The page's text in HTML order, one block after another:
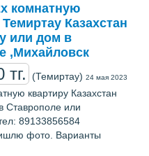
комнатную
Казахстан
или дом в
,Михайловск
тг. (Темиртау) 24 мая 2023
квартиру Казахстан
Ставрополе или
89133856584
фото. Варианты